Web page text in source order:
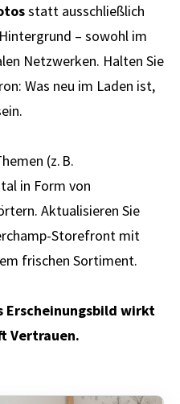
statt ausschließlich
– sowohl im
Netzwerken. Halten Sie
Was neu im Laden ist,
(z. B.
in Form von
Aktualisieren Sie
Storefront mit
frischen Sortiment.
Erscheinungsbild wirkt
Vertrauen.